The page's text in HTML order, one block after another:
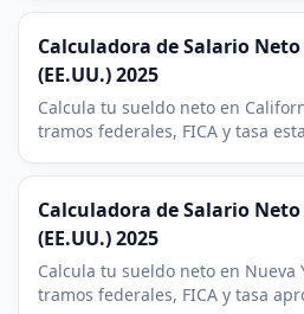
Calculadora de Salario
(EE.UU.) 2025
Calcula tu sueldo neto en
tramos federales, FICA y tasa
Calculadora de Salario
(EE.UU.) 2025
Calcula tu sueldo neto en Nueva
tramos federales, FICA y tasa